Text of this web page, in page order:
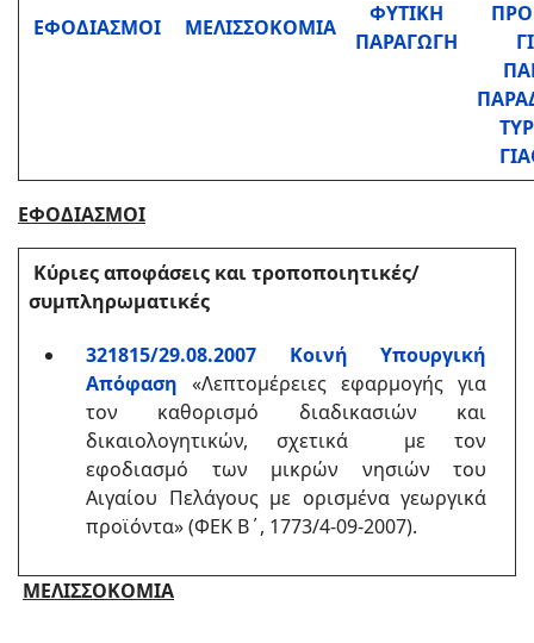
ΕΦΟΔΙΑΣΜΟΙ ΜΕΛΙΣΣΟΚΟΜΙΑ
ΦΥΤΙΚΗ
ΠΑΡΑΓΩΓΗ
ΕΦΟΔΙΑΣΜΟΙ
Κύριες αποφάσεις και τροποποιητικές/
συμπληρωματικές
321815/29.08.2007 Κοινή Υπουργική
Απόφαση «Λεπτομέρειες εφαρμογής για
τον καθορισμό διαδικασιών και
δικαιολογητικών, σχετικά με τον
εφοδιασμό των μικρών νησιών του
Αιγαίου Πελάγους με ορισμένα γεωργικά
προϊόντα» (ΦΕΚ Β΄, 1773/4-09-2007).
ΜΕΛΙΣΣΟΚΟΜΙΑ